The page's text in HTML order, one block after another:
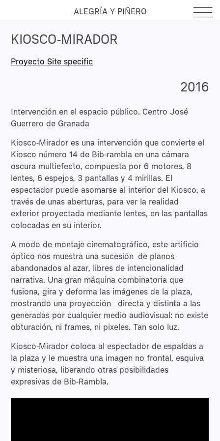
ALEGRÍA Y PIÑERO
KIOSCO-MIRADOR
Proyecto Site specific
2016
Intervención en el espacio público. Centro José
Guerrero de Granada
Kiosco-Mirador es una intervención que convierte el
Kiosco número 14 de Bib-rambla en una cámara
oscura multiefecto, compuesta por 6 motores, 8
lentes, 6 espejos, 3 pantallas y 4 mirillas. El
espectador puede asomarse al interior del Kiosco, a
través de unas aberturas, para ver la realidad
exterior proyectada mediante lentes, en las pantallas
colocadas en su interior.
A modo de montaje cinematográfico, este artificio
óptico nos muestra una sucesión de planos
abandonados al azar, libres de intencionalidad
narrativa. Una gran máquina combinatoria que
fusiona, gira y deforma las imágenes de la plaza,
mostrando una proyección directa y distinta a las
generadas por cualquier medio audiovisual: no existe
obturación, ni frames, ni pixeles. Tan solo luz.
Kiosco-Mirador coloca al espectador de espaldas a
la plaza y le muestra una imagen no frontal, esquiva
y misteriosa, liberando otras posibilidades
expresivas de Bib-Rambla.